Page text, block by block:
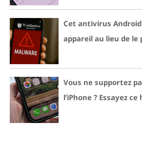
Cet antivirus
appareil au lieu de le
Vous ne supportez
l’iPhone ? Essayez